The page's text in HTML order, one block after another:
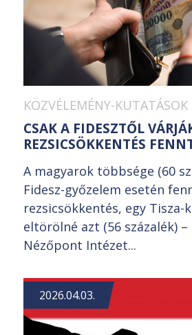
KÖZVÉLEMÉNY-KUTATÁSOK
CSAK A FIDESZTŐL
REZSICSÖKKENTÉS
A magyarok többsége (60
Fidesz-győzelem esetén
rezsicsökkentés, egy Tisza-
eltörölné azt (56 százalék)
Nézőpont Intézet...
2026.04.03.